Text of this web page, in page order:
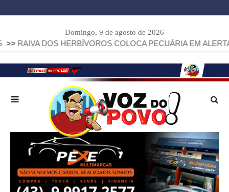
Domingo, 9 de agosto de 2026
HERBÍVOROS COLOCA PECUÁRIA EM ALERTA: